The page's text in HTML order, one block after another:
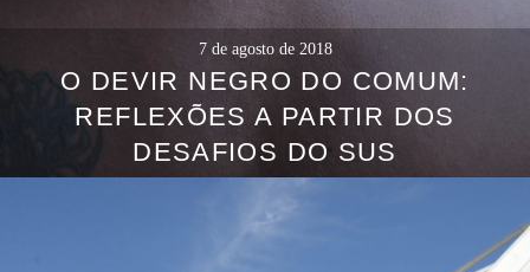
7 de agosto de 2018
O DEVIR NEGRO DO COMUM:
REFLEXÕES A PARTIR DOS
DESAFIOS DO SUS